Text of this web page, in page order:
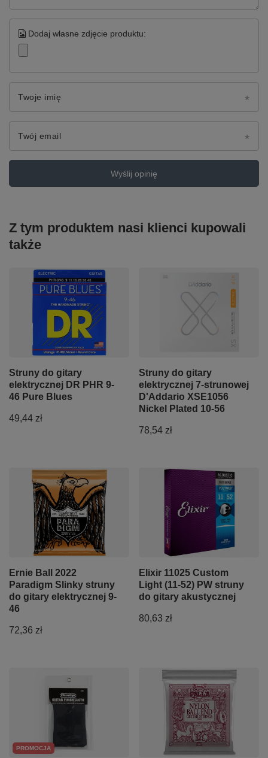
Dodaj własne zdjęcie produktu:
Twoje imię
Twój email
Wyślij opinię
Z tym produktem nasi klienci kupowali
także
Struny do gitary
elektrycznej DR PHR 9-
46 Pure Blues
49,44 zł
Struny do gitary
elektrycznej 7-strunowej
D'Addario XSE1056
Nickel Plated 10-56
78,54 zł
Ernie Ball 2022
Paradigm Slinky struny
do gitary elektrycznej 9-
46
72,36 zł
Elixir 11025 Custom
Light (11-52) PW struny
do gitary akustycznej
80,63 zł
PROMOCJA